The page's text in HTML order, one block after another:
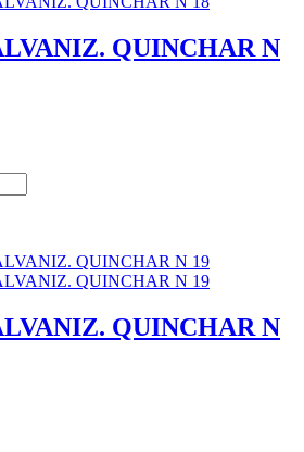
QUINCHAR N
QUINCHAR N